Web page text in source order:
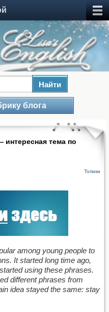
блога
тема по
Топики
among young people to
It started long time ago,
using these phrases.
different phrases from
idea stayed the same: stay